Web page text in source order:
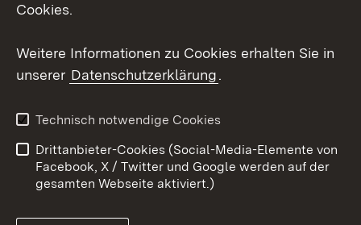
Barrierefreiheit
Benutzungshinweise
Impressum
Cookies
Cookies.
Weitere Informationen zu Cookies erhalten Sie in
unserer Datenschutzerklärung.
Technisch notwendige Cookies
Drittanbieter-Cookies (Social-Media-Elemente von
Facebook, X / Twitter und Google werden auf der
gesamten Webseite aktiviert.)